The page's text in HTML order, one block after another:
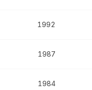
1992
1987
1984